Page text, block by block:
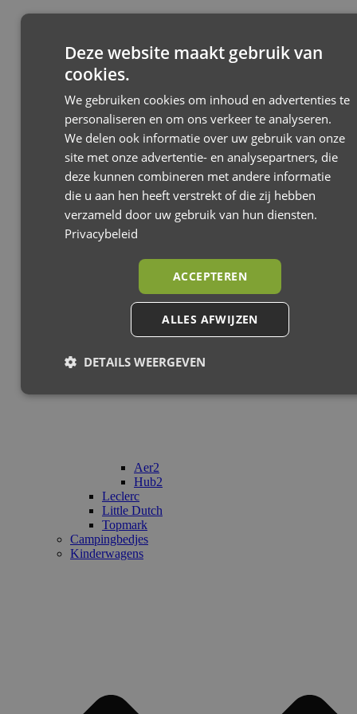
Joolz
Aer2
Hub2
Leclerc
Little Dutch
Topmark
Campingbedjes
Kinderwagens
Deze website maakt gebruik van
cookies.
We gebruiken cookies om inhoud en advertenties te
personaliseren en om ons verkeer te analyseren.
We delen ook informatie over uw gebruik van onze
site met onze advertentie- en analysepartners, die
deze kunnen combineren met andere informatie
die u aan hen heeft verstrekt of die zij hebben
verzameld door uw gebruik van hun diensten.
Privacybeleid
ACCEPTEREN
ALLES AFWIJZEN
DETAILS WEERGEVEN